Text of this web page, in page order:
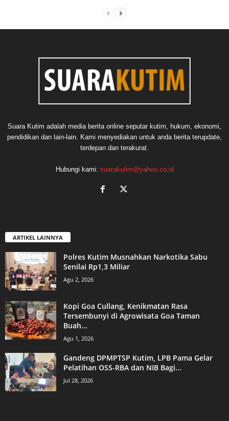
Suara Kutim adalah media berita online seputar kutim, hukum, ekonomi,
pendidikan dan lain-lain. Kami menyediakan untuk anda berita terupdate,
terdepan dan terakurat.
Hubungi kami: suarakutim@yahoo.co.id
ARTIKEL LAINNYA
Polres Kutim Musnahkan Narkotika Sabu
Senilai Rp1,3 Miliar
Agu 2, 2026
Kopi Goa Cullang, Kenikmatan Rasa
Tersembunyi di Agrowisata Goa Taman
Buah...
Agu 1, 2026
Gandeng DPMPTSP Kutim, LPB Pama Gelar
Pelatihan OSS-RBA dan NIB Bagi...
Jul 28, 2026